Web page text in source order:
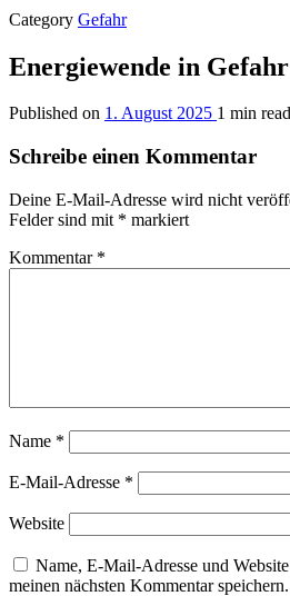
Category Gefahr
Energiewende in Gefahr
Published on 1. August 2025 1 min read
Schreibe einen Kommentar
Deine E-Mail-Adresse wird nicht
Felder sind mit * markiert
Kommentar *
Name *
E-Mail-Adresse *
Website
Name, E-Mail-Adresse und
meinen nächsten Kommentar speichern.